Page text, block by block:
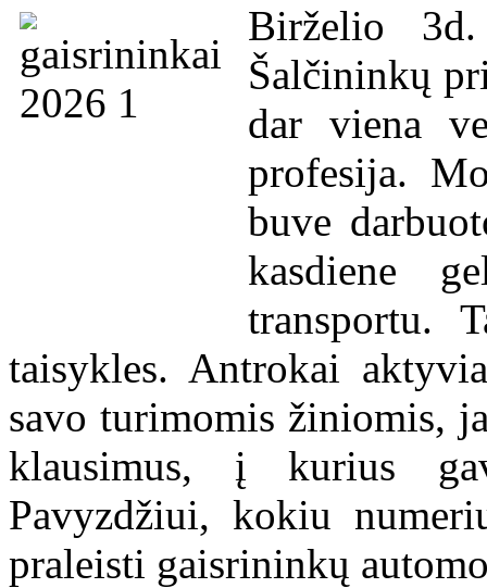
Birželio
Šalčininkų
dar viena
profesija.
buve
kasdiene
transportu.
taisykles. Antrokai
savo turimomis žiniomis,
klausimus, į kurius
Pavyzdžiui, kokiu
praleisti gaisrininkų